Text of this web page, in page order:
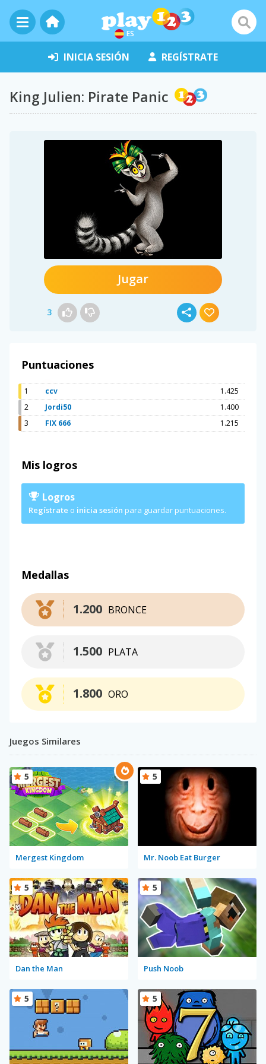
ES
INICIA SESIÓN REGÍSTRATE
King Julien: Pirate Panic
Jugar
3
Puntuaciones
1 ccv
1.425
2
Jordi50
1.400
3
FIX 666 1.215
Mis logros
Logros
Regístrate o inicia sesión para guardar puntuaciones.
Medallas
BRONCE
1.200
PLATA
1.500
ORO
1.800
Juegos Similares
Mergest Kingdom
5
Mr. Noob Eat Burger
5
Dan the Man
5
Push Noob
5
5 5